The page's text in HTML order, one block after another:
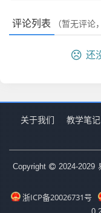
评论列表 （暂无评论，
还
关于我们 教学笔记
Copyright 2024-2029
浙ICP备20026731号